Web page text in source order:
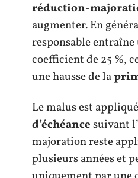
réduction-
augmenter. En
responsable
coefficient de 25 %,
une hausse de la
Le malus est
d’échéancesuivant
majoration reste
plusieurs années et